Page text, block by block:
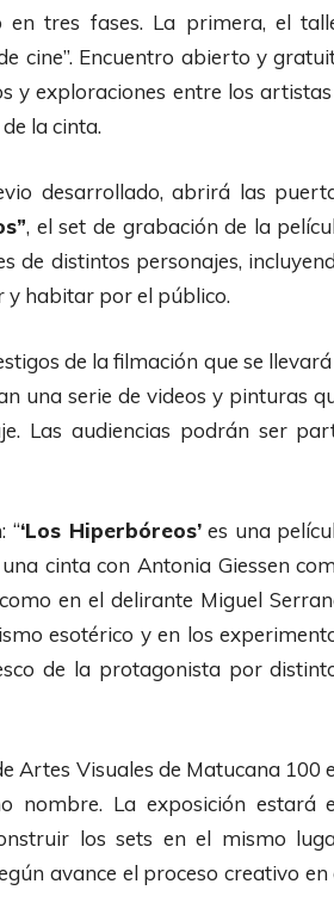
en tres fases. La primera, el
cine”. Encuentro abierto y
y exploraciones entre los
la cinta.
desarrollado, abrirá las
, el set de grabación de la
de distintos personajes,
y habitar por el público.
de la filmación que se llevará
una serie de videos y pinturas
Las audiencias podrán ser
“‘Los Hiperbóreos’es una
cinta con Antonia Giessen
en el delirante Miguel
esotérico y en los
de la protagonista por
Artes Visuales de Matucana 100
nombre. La exposición estará
los sets en el mismo
avance el proceso creativo en